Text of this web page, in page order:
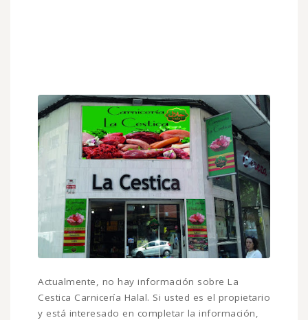
Actualmente, no hay información sobre La
Cestica Carnicería Halal. Si usted es el propietario
y está interesado en completar la información,